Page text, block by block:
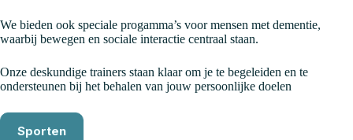
We bieden ook speciale progamma’s voor mensen met dementie,
waarbij bewegen en sociale interactie centraal staan.
Onze deskundige trainers staan klaar om je te begeleiden en te
ondersteunen bij het behalen van jouw persoonlijke doelen
Sporten